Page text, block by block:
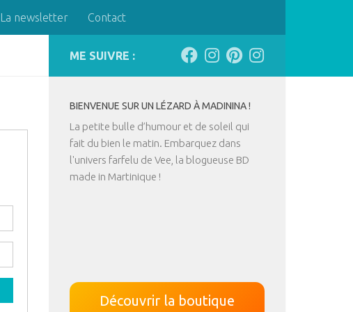
La newsletter Contact
ME SUIVRE :
BIENVENUE SUR UN LÉZARD À MADININA !
La petite bulle d’humour et de soleil qui
fait du bien le matin. Embarquez dans
l'univers farfelu de Vee, la blogueuse BD
made in Martinique !
Découvrir la boutique